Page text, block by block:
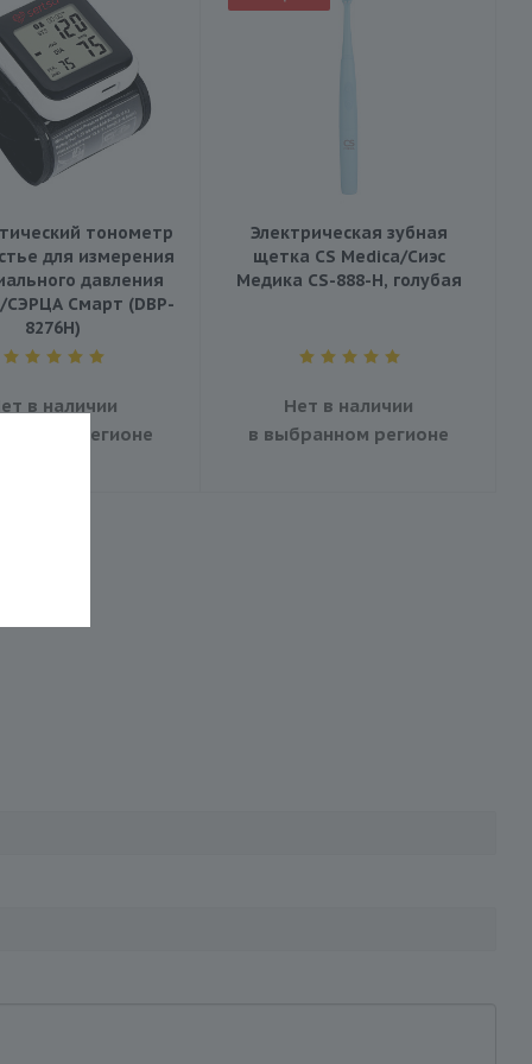
тонометр
для измерения
давления
Смарт (DBP-
8276H)
в наличии
регионе
Электрическая зубная
щетка CS Medica/Сиэс
Медика CS-888-H, голубая
Нет в наличии
в выбранном регионе